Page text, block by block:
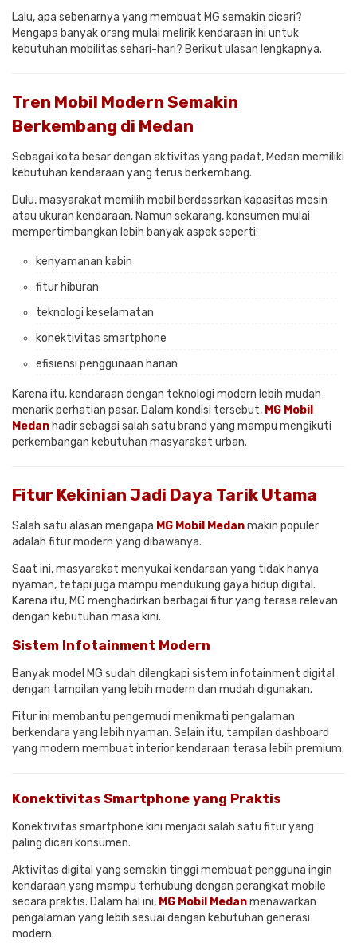
Lalu, apa sebenarnya yang membuat MG semakin dicari?
Mengapa banyak orang mulai melirik kendaraan ini untuk
kebutuhan mobilitas sehari-hari? Berikut ulasan lengkapnya.
Tren Mobil Modern Semakin
Berkembang di Medan
Sebagai kota besar dengan aktivitas yang padat, Medan memiliki
kebutuhan kendaraan yang terus berkembang.
Dulu, masyarakat memilih mobil berdasarkan kapasitas mesin
atau ukuran kendaraan. Namun sekarang, konsumen mulai
mempertimbangkan lebih banyak aspek seperti:
kenyamanan kabin
fitur hiburan
teknologi keselamatan
konektivitas smartphone
efisiensi penggunaan harian
Karena itu, kendaraan dengan teknologi modern lebih mudah
menarik perhatian pasar. Dalam kondisi tersebut, MG Mobil
Medan hadir sebagai salah satu brand yang mampu mengikuti
perkembangan kebutuhan masyarakat urban.
Fitur Kekinian Jadi Daya Tarik Utama
Salah satu alasan mengapa MG Mobil Medanmakin populer
adalah fitur modern yang dibawanya.
Saat ini, masyarakat menyukai kendaraan yang tidak hanya
nyaman, tetapi juga mampu mendukung gaya hidup digital.
Karena itu, MG menghadirkan berbagai fitur yang terasa relevan
dengan kebutuhan masa kini.
Sistem Infotainment Modern
Banyak model MG sudah dilengkapi sistem infotainment digital
dengan tampilan yang lebih modern dan mudah digunakan.
Fitur ini membantu pengemudi menikmati pengalaman
berkendara yang lebih nyaman. Selain itu, tampilan dashboard
yang modern membuat interior kendaraan terasa lebih premium.
Konektivitas Smartphone yang Praktis
Konektivitas smartphone kini menjadi salah satu fitur yang
paling dicari konsumen.
Aktivitas digital yang semakin tinggi membuat pengguna ingin
kendaraan yang mampu terhubung dengan perangkat mobile
secara praktis. Dalam hal ini, MG Mobil Medanmenawarkan
pengalaman yang lebih sesuai dengan kebutuhan generasi
modern.